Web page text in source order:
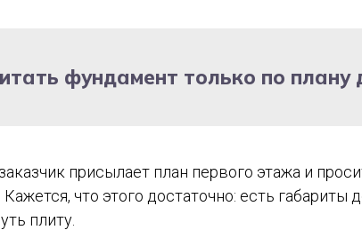
фундамент только по плану
присылает план первого этажа и
что этого достаточно: есть габариты
плиту.